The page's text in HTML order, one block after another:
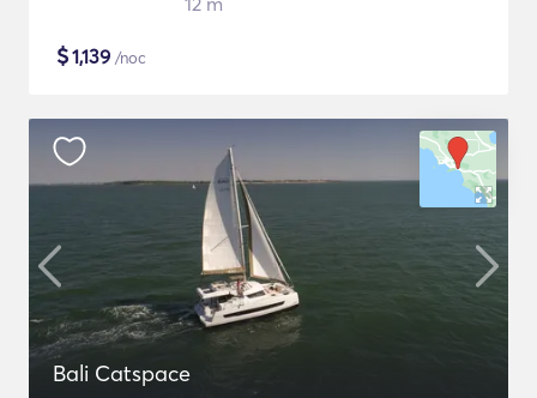
$1,139 /noc
Bali Catspace